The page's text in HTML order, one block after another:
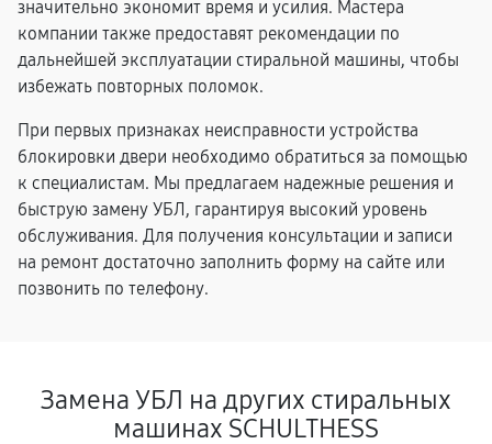
значительно экономит время и усилия. Мастера
компании также предоставят рекомендации по
дальнейшей эксплуатации стиральной машины, чтобы
избежать повторных поломок.
При первых признаках неисправности устройства
блокировки двери необходимо обратиться за помощью
к специалистам. Мы предлагаем надежные решения и
быструю замену УБЛ, гарантируя высокий уровень
обслуживания. Для получения консультации и записи
на ремонт достаточно заполнить форму на сайте или
позвонить по телефону.
Замена УБЛ на других стиральных
машинах SCHULTHESS